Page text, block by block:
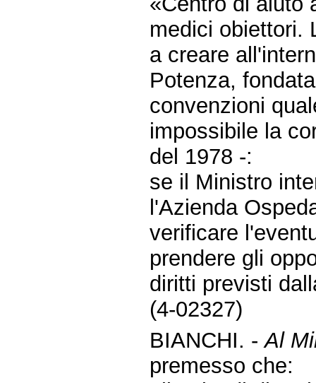
medici obiettori.
a creare
Potenza,
convenzioni
impossibile la
del 1978 -:
se il Ministro
l'Azienda
verificare
prendere gli
diritti previsti
(4-02327)
BIANCHI. -Al
premesso che: